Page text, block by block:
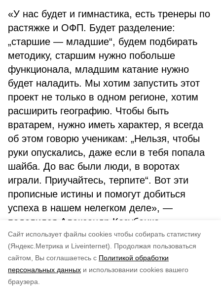
Cайт использует файлы cookies чтобы собирать статистику
(Яндекс.Метрика и Liveinternet).
Продолжая пользоваться
сайтом, Вы соглашаетесь с Политикой обработки
персональных данных и использовании cookies вашего
браузера.
«У нас будет и гимнастика, есть тренеры по
растяжке и ОФП. Будет разделение:
„старшие — младшие“, будем подбирать
методику, старшим нужно побольше
функционала, младшим катание нужно
будет наладить. Мы хотим запустить этот
проект не только в одном регионе, хотим
расширить географию. Чтобы быть
вратарем, нужно иметь характер, я всегда
об этом говорю ученикам: „Нельзя, чтобы
руки опускались, даже если в тебя попала
шайба. До вас были люди, в воротах
играли. Приучайтесь, терпите“. Вот эти
прописные истины и помогут добиться
успеха в нашем нелегком деле», —
поделился Александр Козубенко.
.
по оценке